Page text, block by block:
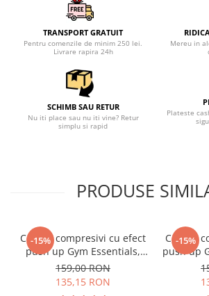
TRANSPORT GRATUIT
Pentru comenzile de minim 250 lei.
Livrare rapira 24h
Mereu in
SCHIMB SAU RETUR
Nu iti place sau nu iti vine? Retur
simplu si rapid
Plateste
PRODUSE
-15%
Colanti compresivi cu efect
push up Gym Essentials,
Verde
159,00 RON
135,15 RON
-15%
Colanti
push up